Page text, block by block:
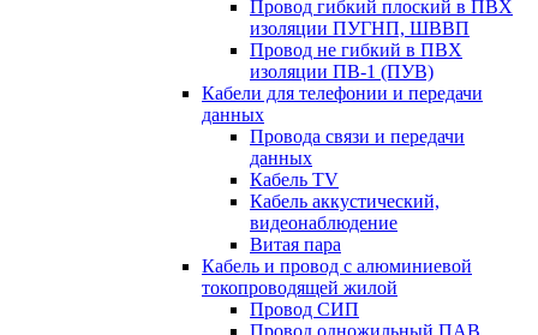
Провод гибкий плоский в ПВХ
изоляции ПУГНП, ШВВП
Провод не гибкий в ПВХ
изоляции ПВ-1 (ПУВ)
Кабели для телефонии и передачи
данных
Провода связи и передачи
данных
Кабель TV
Кабель аккустический,
видеонаблюдение
Витая пара
Кабель и провод с алюминиевой
токопроводящей жилой
Провод СИП
Провод одножильный ПАВ